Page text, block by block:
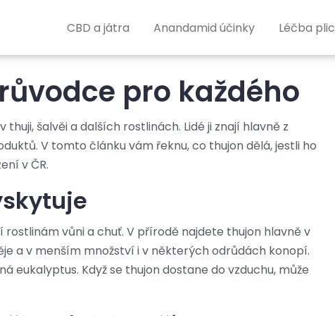
CBD a játra Anandamid účinky Léčba plic
pro každého
šalvěi a dalších rostlinách. Lidé ji znají hlavně z
V tomto článku vám řeknu, co thujon dělá, jestli ho
v ČR.
vůni a chuť. V přírodě najdete thujon hlavně v
a v menším množství i v některých odrůdách konopí.
eukalyptus. Když se thujon dostane do vzduchu, může